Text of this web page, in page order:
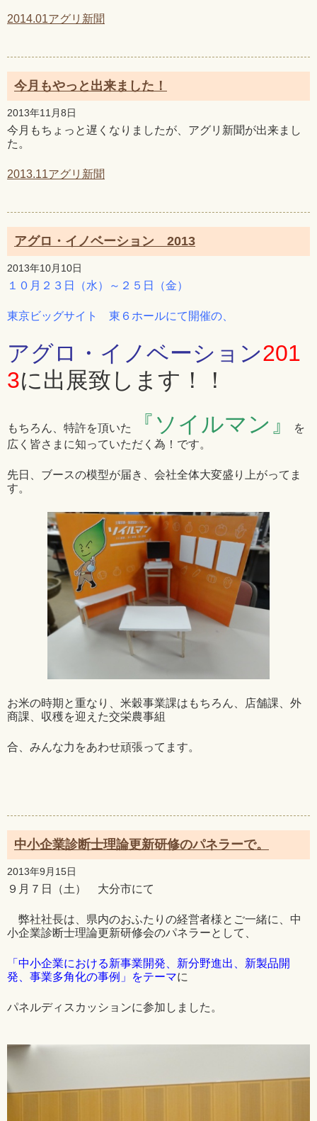
2014.01アグリ新聞
今月もやっと出来ました！
2013年11月8日
今月もちょっと遅くなりましたが、アグリ新聞が出来まし
た。
2013.11アグリ新聞
アグロ・イノベーション 2013
2013年10月10日
１０月２３日（水）～２５日（金）
東京ビッグサイト 東６ホールにて開催の、
アグロ・イノベーション201
3に出展致します！！
もちろん、特許を頂いた 『ソイルマン』
を
広く皆さまに知っていただく為！です。
先日、ブースの模型が届き、会社全体大変盛り上がってま
す。
お米の時期と重なり、米穀事業課はもちろん、店舗課、外
商課、収穫を迎えた交栄農事組
合、みんな力をあわせ頑張ってます。
中小企業診断士理論更新研修のパネラーで。
2013年9月15日
９月７日（土） 大分市にて
弊社社長は、県内のおふたりの経営者様とご一緒に、中
小企業診断士理論更新研修会のパネラーとして、
「中小企業における新事業開発、新分野進出、新製品開
発、事業多角化の事例」をテーマに
パネルディスカッションに参加しました。